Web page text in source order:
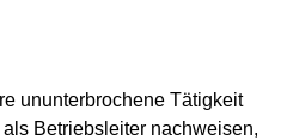
ununterbrochene Tätigkeit
Betriebsleiter nachweisen,